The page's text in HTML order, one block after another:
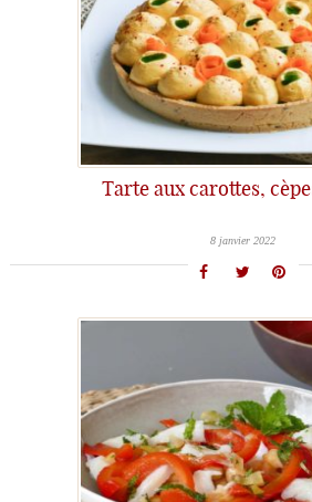
Tarte aux carottes,
8 janvier 2022